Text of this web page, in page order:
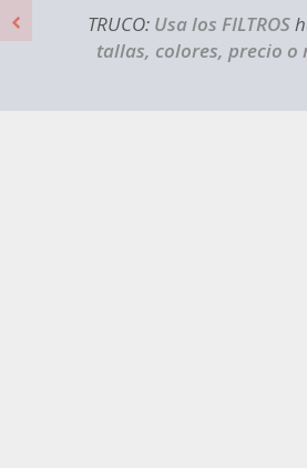
TRUCO: Usa los FILTROS
tallas, colores, precio o